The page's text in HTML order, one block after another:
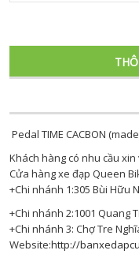
Pedal TIME CACBON
Khách hàng có nhu cầu xin
Cửa hàng xe đạp Queen
+Chi nhánh 1:305 Bùi Hữu
+Chi nhánh 2:1001 Quang
+Chi nhánh 3: Chợ Tre
Website:http://